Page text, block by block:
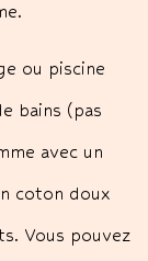
ou piscine
bains (pas
avec un
coton doux
Vous pouvez